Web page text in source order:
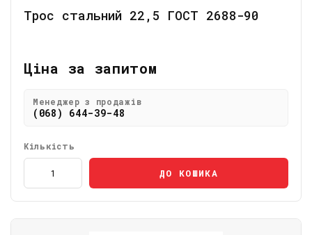
Трос стальний 22,5 ГОСТ 2688-90
Ціна за запитом
Менеджер з продажів
(068) 644-39-48
Кількість
ДО КОШИКА